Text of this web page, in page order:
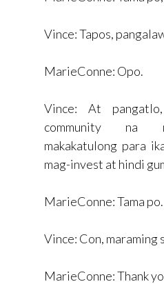
Vince: Tapos,
MarieConne: Opo.
Vince: At
community na
makakatulong para
mag-invest at hindi
MarieConne: Tama po.
Vince: Con, maraming
MarieConne: Thank